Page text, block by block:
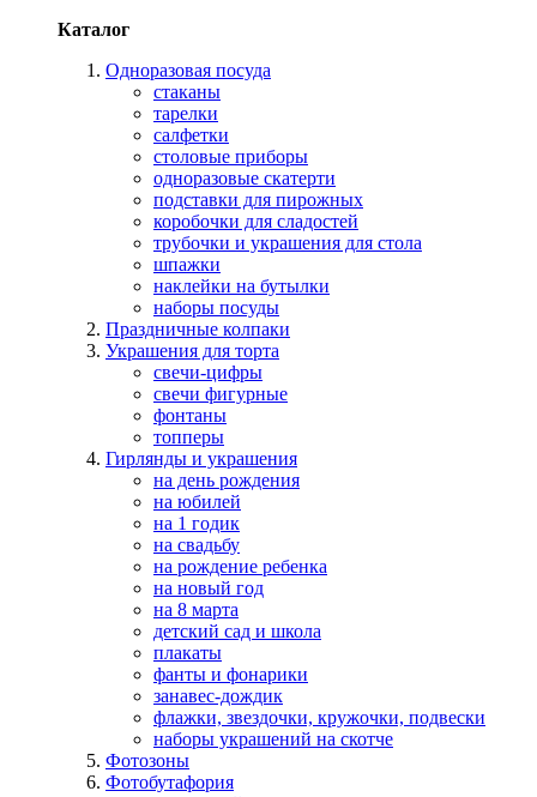
Каталог
Одноразовая посуда
стаканы
тарелки
салфетки
столовые приборы
одноразовые скатерти
подставки для пирожных
коробочки для сладостей
трубочки и украшения для стола
шпажки
наклейки на бутылки
наборы посуды
Праздничные колпаки
Украшения для торта
свечи-цифры
свечи фигурные
фонтаны
топперы
Гирлянды и украшения
на день рождения
на юбилей
на 1 годик
на свадьбу
на рождение ребенка
на новый год
на 8 марта
детский сад и школа
плакаты
фанты и фонарики
занавес-дождик
флажки, звездочки, кружочки, подвески
наборы украшений на скотче
Фотозоны
Фотобутафория